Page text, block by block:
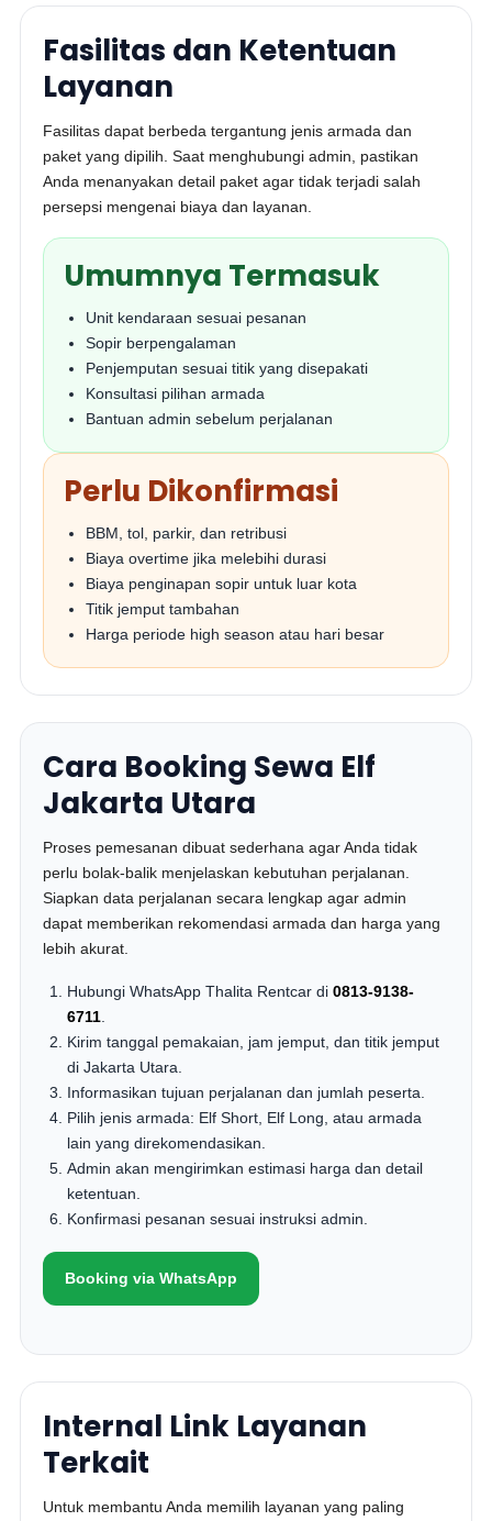
Fasilitas dan Ketentuan
Layanan
Fasilitas dapat berbeda tergantung jenis armada dan
paket yang dipilih. Saat menghubungi admin, pastikan
Anda menanyakan detail paket agar tidak terjadi salah
persepsi mengenai biaya dan layanan.
Umumnya Termasuk
Unit kendaraan sesuai pesanan
Sopir berpengalaman
Penjemputan sesuai titik yang disepakati
Konsultasi pilihan armada
Bantuan admin sebelum perjalanan
Perlu Dikonfirmasi
BBM, tol, parkir, dan retribusi
Biaya overtime jika melebihi durasi
Biaya penginapan sopir untuk luar kota
Titik jemput tambahan
Harga periode high season atau hari besar
Cara Booking Sewa Elf
Jakarta Utara
Proses pemesanan dibuat sederhana agar Anda tidak
perlu bolak-balik menjelaskan kebutuhan perjalanan.
Siapkan data perjalanan secara lengkap agar admin
dapat memberikan rekomendasi armada dan harga yang
lebih akurat.
Hubungi WhatsApp Thalita Rentcar di0813-9138-
6711
Kirim tanggal pemakaian, jam jemput, dan titik jemput
di Jakarta Utara.
Informasikan tujuan perjalanan dan jumlah peserta.
Pilih jenis armada: Elf Short, Elf Long, atau armada
lain yang direkomendasikan.
Admin akan mengirimkan estimasi harga dan detail
ketentuan.
Konfirmasi pesanan sesuai instruksi admin.
Booking via WhatsApp
Internal Link Layanan
Terkait
Untuk membantu Anda memilih layanan yang paling